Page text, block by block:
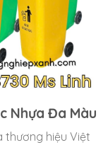
Nhựa Đa Màu
thương hiệu Việt